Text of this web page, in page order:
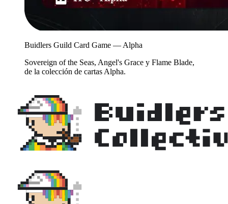
Buidlers Guild Card Game — Alpha
Sovereign of the Seas, Angel's Grace y Flame Blade,
de la colección de cartas Alpha.